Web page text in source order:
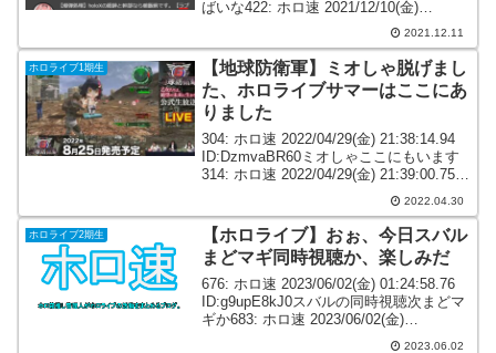
ばいな422: ホロ速 2021/12/10(金)
18:22:10.39 ID:MDx9q7PN0みんな20時ぐ
2021.12.11
ホロライブ1期生
【地球防衛軍】ミオしゃ脱げまし
た、ホロライブサマーはここにあ
りました
304: ホロ速 2022/04/29(金) 21:38:14.94
ID:DzmvaBR60ミオしゃここにもいます
314: ホロ速 2022/04/29(金) 21:39:00.75
ID:CdLmPqnha>>304ミオしゃ！？318...
2022.04.30
ホロライブ2期生
【ホロライブ】おぉ、今日スバル
まどマギ同時視聴か、楽しみだ
676: ホロ速 2023/06/02(金) 01:24:58.76
ID:g9upE8kJ0スバルの同時視聴次まどマ
ギか683: ホロ速 2023/06/02(金)
01:28:11.44 ID:C+Uqie6A0おぉ、今日ス
2023.06.02